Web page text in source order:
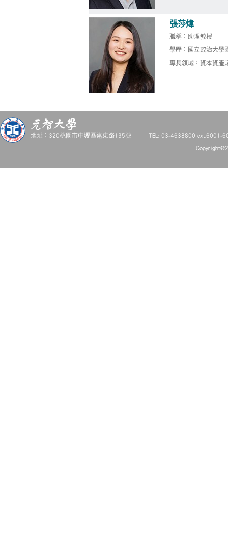
張莎煒
職稱：助理教授
學歷：國立政治大學
專長領域：資本資產
地址：320桃園市中壢區遠東路135號 TEL: 03-4638800 ext.6001-